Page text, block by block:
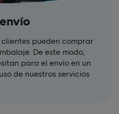
clientes pueden comprar
De este modo,
para el envío en un
de nuestros servicios